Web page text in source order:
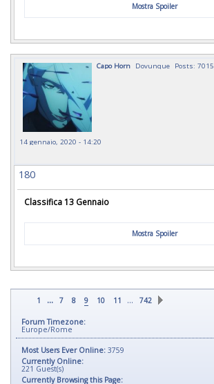
Mostra Spoiler
Capo Horn Dovunque Posts: 7015
14 gennaio, 2020 - 14:20
180
Classifica 13 Gennaio
Mostra Spoiler
1 ... 7 8 9 10 11 … 742
Forum Timezone:
Europe/Rome
Most Users Ever Online: 3759
Currently Online:
221 Guest(s)
Currently Browsing this Page: